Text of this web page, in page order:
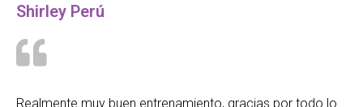
Shirley Perú
Realmente muy buen entrenamiento, gracias por todo lo